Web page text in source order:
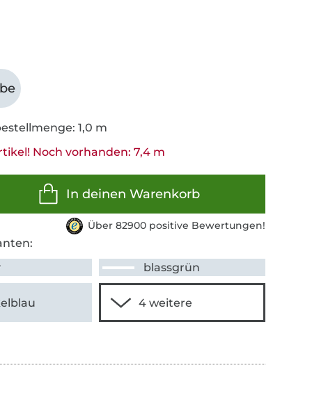
1,0 m
Noch vorhanden: 7,4 m
In deinen Warenkorb
Über 82900 positive Bewertungen!
blassgrün